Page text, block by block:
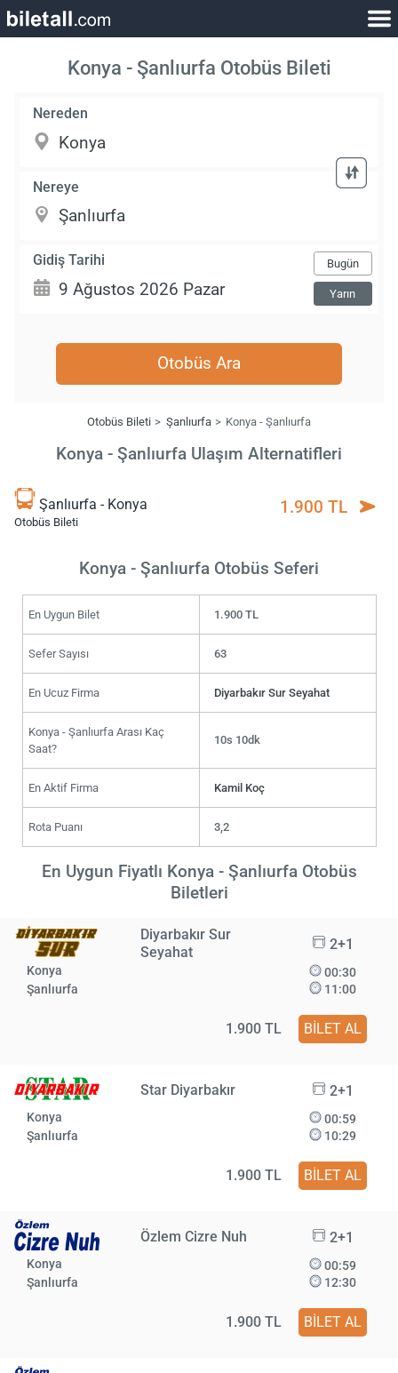
Konya - Şanlıurfa Otobüs Bileti
Nereden
Nereye
Gidiş Tarihi Bugün
Yarın
Otobüs Ara
Otobüs Bileti Şanlıurfa Konya - Şanlıurfa
Konya - Şanlıurfa Ulaşım Alternatifleri
Şanlıurfa - Konya
Otobüs Bileti
1.900 TL
Konya - Şanlıurfa Otobüs Seferi
En Uygun Bilet 1.900 TL
Sefer Sayısı 63
En Ucuz Firma Diyarbakır Sur Seyahat
Konya - Şanlıurfa Arası Kaç
Saat?
10s 10dk
En Aktif Firma Kamil Koç
Rota Puanı 3,2
En Uygun Fiyatlı Konya - Şanlıurfa Otobüs
Biletleri
Diyarbakır Sur
Seyahat
2+1
Konya
Şanlıurfa
00:30
11:00
1.900 TL BİLET AL
Star Diyarbakır 2+1
Konya
Şanlıurfa
00:59
10:29
1.900 TL BİLET AL
Özlem Cizre Nuh 2+1
Konya
Şanlıurfa
00:59
12:30
1.900 TL BİLET AL